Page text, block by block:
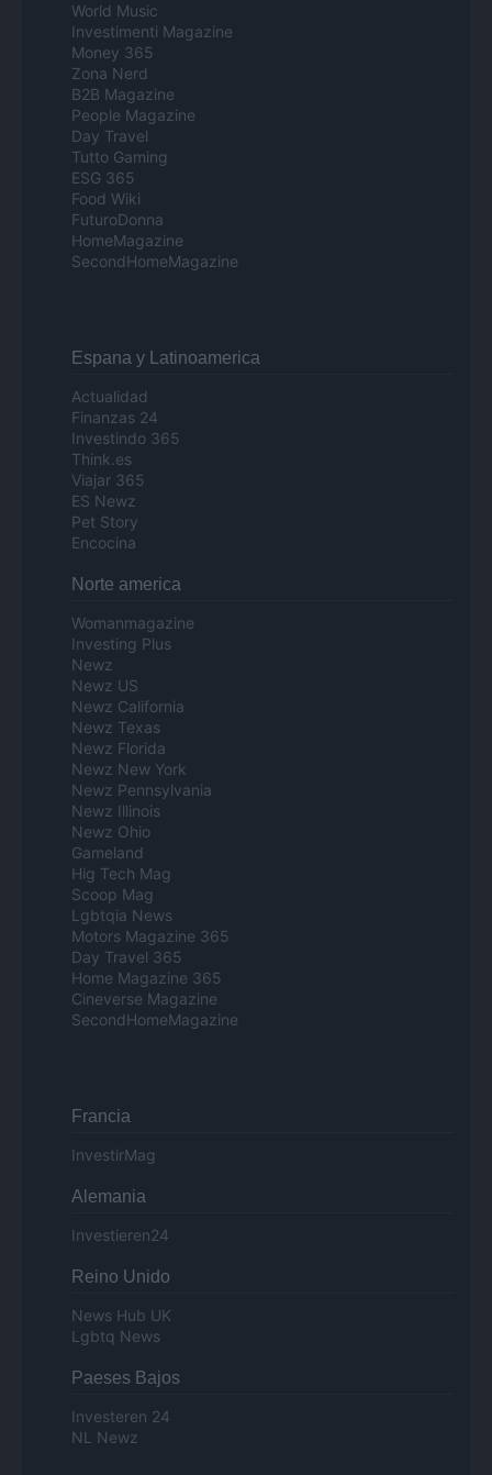
World Music
Investimenti Magazine
Money 365
Zona Nerd
B2B Magazine
People Magazine
Day Travel
Tutto Gaming
ESG 365
Food Wiki
FuturoDonna
HomeMagazine
SecondHomeMagazine
Espana y Latinoamerica
Actualidad
Finanzas 24
Investindo 365
Think.es
Viajar 365
ES Newz
Pet Story
Encocina
Norte america
Womanmagazine
Investing Plus
Newz
Newz US
Newz California
Newz Texas
Newz Florida
Newz New York
Newz Pennsylvania
Newz Illinois
Newz Ohio
Gameland
Hig Tech Mag
Scoop Mag
Lgbtqia News
Motors Magazine 365
Day Travel 365
Home Magazine 365
Cineverse Magazine
SecondHomeMagazine
Francia
InvestirMag
Alemania
Investieren24
Reino Unido
News Hub UK
Lgbtq News
Paeses Bajos
Investeren 24
NL Newz